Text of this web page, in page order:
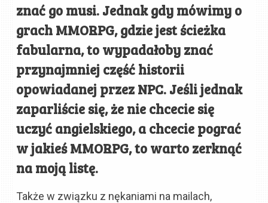
znać go musi. Jednak gdy mówimy o
grach MMORPG, gdzie jest ścieżka
fabularna, to wypadałoby znać
przynajmniej część historii
opowiadanej przez NPC. Jeśli jednak
zaparliście się, że nie chcecie się
uczyć angielskiego, a chcecie pograć
w jakieś MMORPG, to warto zerknąć
na moją listę.
Także w związku z nękaniami na mailach,